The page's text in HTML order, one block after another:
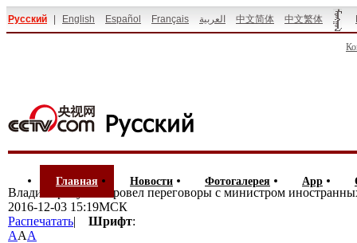
Русский English Español Français العربية 中文简体 中文繁体
Главная Новости Фотогалерея App
Владимир Путин провел переговоры с министром
2016-12-03 15:19МСК
Распечатать| Шрифт:
AAA